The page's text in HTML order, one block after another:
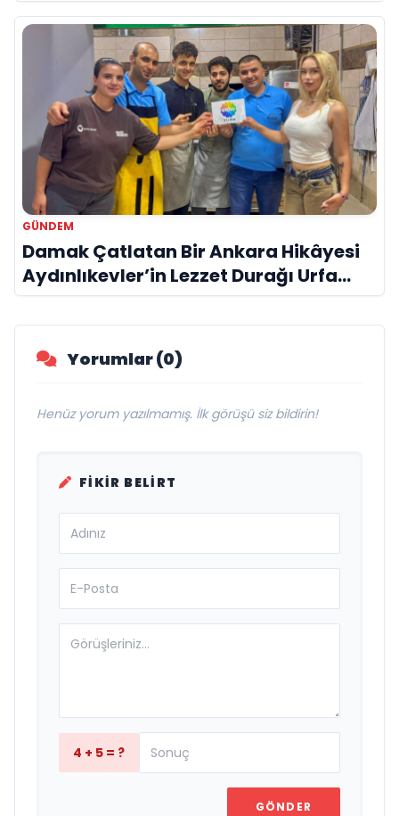
GÜNDEM
Damak Çatlatan Bir Ankara Hikâyesi
Aydınlıkevler’in Lezzet Durağı Urfa
Damak
Yorumlar (0)
Henüz yorum yazılmamış. İlk görüşü siz bildirin!
FIKIR BELIRT
4 + 5 = ?
GÖNDER